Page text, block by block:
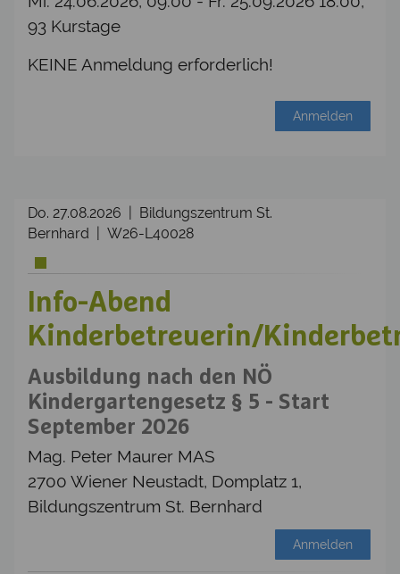
93 Kurstage
KEINE Anmeldung erforderlich!
Anmelden
Do. 27.08.2026 | Bildungszentrum St.
Bernhard | W26-L40028
Info-Abend
Kinderbetreuerin/
Ausbildung nach den NÖ
Kindergartengesetz § 5 - Start
September 2026
Mag. Peter Maurer MAS
2700 Wiener Neustadt, Domplatz 1,
Bildungszentrum St. Bernhard
Anmelden